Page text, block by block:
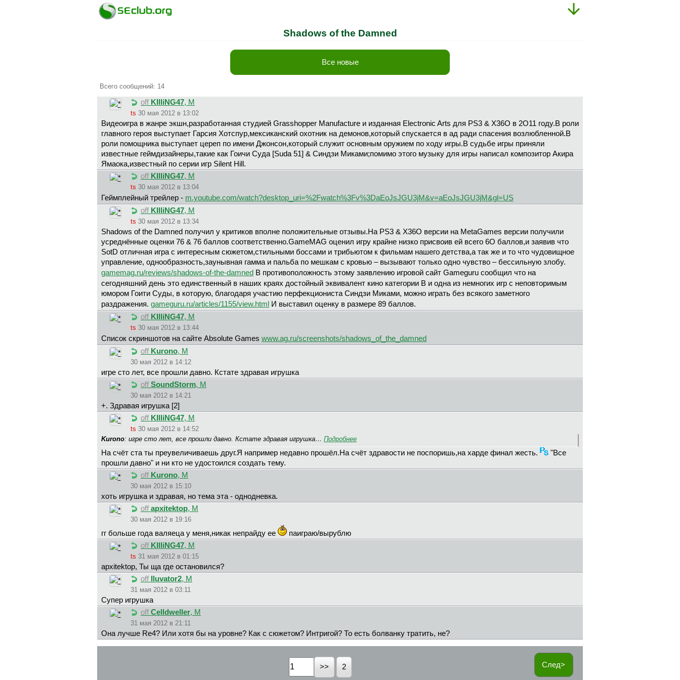
Shadows of the Damned
Все новые
Всего сообщений: 14
off KIlliNG47, М
ts 30 мая 2012 в 13:02
Видеоигра в жанре экшн,разработанная студией Grasshopper Manufacture и изданная Electronic Arts для PS3 & X36O в 2О11 году.В роли
главного героя выступает Гарсия Хотспур,мексиканский охотник на демонов,который спускается в ад ради спасения возлюбленной.В
роли помощника выступает цереп по имени Джонсон,который служит основным оружием по ходу игры.В судьбе игры приняли
известные геймдизайнеры,такие как Гоичи Суда [Suda 51] & Синдзи Миками;помимо этого музыку для игры написал композитор Акира
Ямаока,известный по серии игр Silent Hill.
off KIlliNG47, М
ts 30 мая 2012 в 13:04
Геймплейный трейлер - m.youtube.com/watch?desktop_uri=%2Fwatch%3Fv%3DaEoJsJGU3jM&v=aEoJsJGU3jM&gl=US
off KIlliNG47, М
ts 30 мая 2012 в 13:34
Shadows of the Damned получил у критиков вполне положительные отзывы.На PS3 & X36O версии на MetaGames версии получили
усреднённые оценки 76 & 76 баллов соответственно.GameMAG оценил игру крайне низко присвоив ей всего 6О баллов,и заявив что
SotD отличная игра с интересным сюжетом,стильными боссами и трибьютом к фильмам нашего детства,а так же и то что чудовищное
управление, однообразность,заунывная гамма и пальба по мешкам с кровью – вызывают только одно чувство – бессильную злобу.
gamemag.ru/reviews/shadows-of-the-damned В противоположность этому заявлению игровой сайт Gameguru сообщил что на
сегодняшний день это единственный в наших краях достойный эквивалент кино категории B и одна из немногих игр с неповторимым
юмором Гоити Суды, в которую, благодаря участию перфекциониста Синдзи Миками, можно играть без всякого заметного
раздражения. gameguru.ru/articles/1155/view.html
И выставил оценку в размере 89 баллов.
off KIlliNG47, М
ts 30 мая 2012 в 13:44
Список скриншотов на сайте Absolute Games www.ag.ru/screenshots/shadows_of_the_damned
off Kurono, М
30 мая 2012 в 14:12
игре сто лет, все прошли давно. Кстате здравая игрушка
off SoundStorm, М
30 мая 2012 в 14:21
+. Здравая игрушка [2]
off KIlliNG47, М
ts 30 мая 2012 в 14:52
Kurono: игре сто лет, все прошли давно. Кстате здравая игрушка… Подробнее
На счёт ста ты преувеличиваешь друг.Я например недавно прошёл.На счёт здравости не поспоришь,на харде финал жесть.
"Все
прошли давно" и ни кто не удостоился создать тему.
off Kurono, М
30 мая 2012 в 15:10
хоть игрушка и здравая, но тема эта - однодневка.
off apxitektop, М
30 мая 2012 в 19:16
гг больше года валяеца у меня,никак непрайду ее
паиграю/вырублю
off KIlliNG47, М
ts 31 мая 2012 в 01:15
apxitektop, Ты ща где остановился?
off
Iluvator2, М
31 мая 2012 в 03:11
Супер игрушка
off Celldweller, М
31 мая 2012 в 21:11
Она лучше Re4? Или хотя бы на уровне? Как с сюжетом? Интригой? То есть болванку тратить, не?
След>
2